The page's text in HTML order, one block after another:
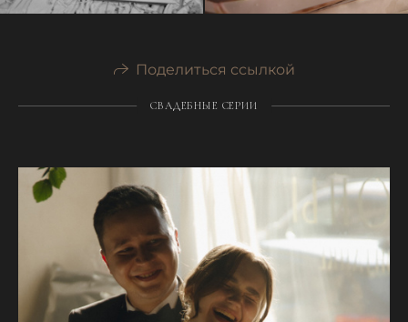
Поделиться ссылкой
СВАДЕБНЫЕ СЕРИИ